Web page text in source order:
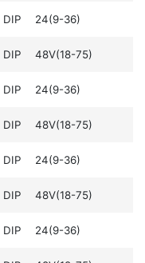
DIP 24(9-36)
DIP 48V(18-75)
DIP 24(9-36)
DIP 48V(18-75)
DIP 24(9-36)
DIP 48V(18-75)
DIP 24(9-36)